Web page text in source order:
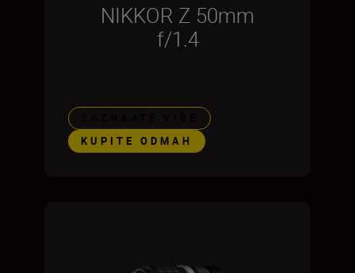
NIKKOR Z 50mm
f/1.4
KUPITE ODMAH